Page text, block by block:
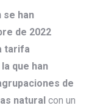
se han
de 2022
tarifa
la que han
de
natural con un